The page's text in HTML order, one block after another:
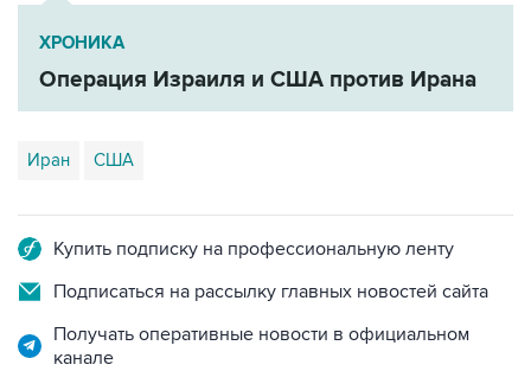
ХРОНИКА
Операция Израиля и США против Ирана
Иран США
Купить подписку на профессиональную ленту
Подписаться на рассылку главных новостей сайта
Получать оперативные новости в официальном
канале